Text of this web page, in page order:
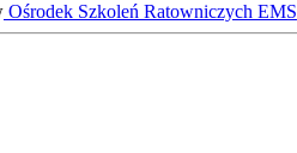
Ośrodek Szkoleń Ratowniczych EMS